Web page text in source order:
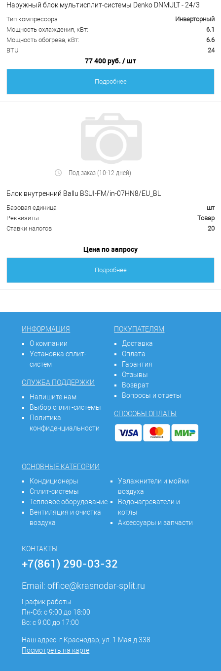
Наружный блок мультисплит-системы Denko DNMULT - 24/3
Тип компрессора
Инверторный
Мощность охлаждения, кВт:
6.1
Мощность обогрева, кВт:
6.6
BTU
24
77 400 руб. / шт
Подробнее
Под заказ (10-12 дней)
Блок внутренний Ballu BSUI-FM/in-07HN8/EU_BL
Базовая единица
шт
Реквизиты
Товар
Ставки налогов
20
Цена по запросу
Подробнее
ИНФОРМАЦИЯ
О компании
Установка сплит-
систем
СЛУЖБА ПОДДЕРЖКИ
Напишите нам
Выбор сплит-системы
Политика
конфиденциальности
ПОКУПАТЕЛЯМ
Доставка
Оплата
Гарантия
Отзывы
Возврат
Вопросы и ответы
СПОСОБЫ ОПЛАТЫ
ОСНОВНЫЕ КАТЕГОРИИ
Кондиционеры
Сплит-системы
Тепловое оборудование
Вентиляция и очистка
воздуха
Увлажнители и мойки
воздуха
Водонагреватели и
котлы
Аксессуары и запчасти
КОНТАКТЫ
+7(861) 290-03-32
Email:office@krasnodar-split.ru
График работы
Пн-Сб: с 9:00 до 18:00
Вс: с 9:00 до 17:00
Наш адрес: г.Краснодар, ул. 1 Мая д.338
Посмотреть на карте